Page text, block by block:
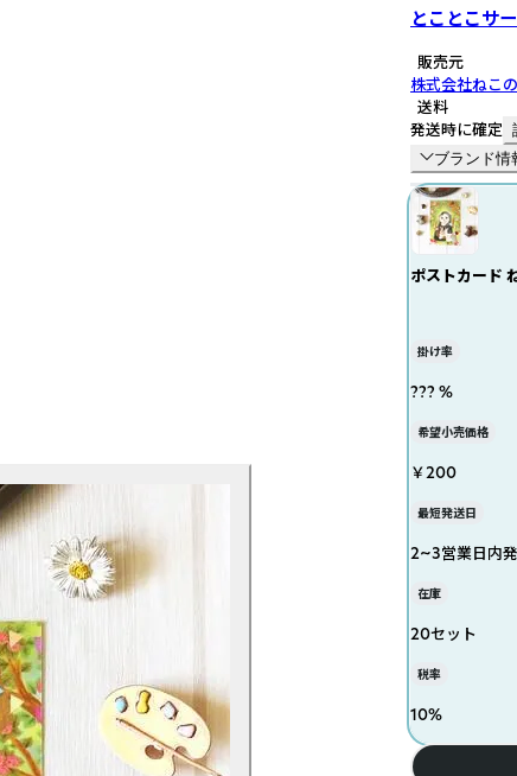
とことこサ
販売元
株式会社ねこ
送料
発送時に確定
ブランド情
ポストカード
掛け率
??? %
希望小売価格
￥200
最短発送日
2~3営業日内
在庫
20セット
税率
10%